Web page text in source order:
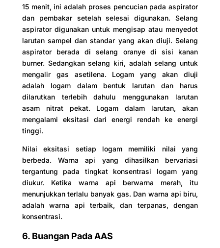
15 menit, ini adalah proses pencucian pada aspirator
dan pembakar setelah selesai digunakan. Selang
aspirator digunakan untuk mengisap atau menyedot
larutan sampel dan standar yang akan diuji. Selang
aspirator berada di selang oranye di sisi kanan
burner. Sedangkan selang kiri, adalah selang untuk
mengalir gas asetilena. Logam yang akan diuji
adalah logam dalam bentuk larutan dan harus
dilarutkan terlebih dahulu menggunakan larutan
asam nitrat pekat. Logam dalam larutan, akan
mengalami eksitasi dari energi rendah ke energi
tinggi.
Nilai eksitasi setiap logam memiliki nilai yang
berbeda. Warna api yang dihasilkan bervariasi
tergantung pada tingkat konsentrasi logam yang
diukur. Ketika warna api berwarna merah, itu
menunjukkan terlalu banyak gas. Dan warna api biru,
adalah warna api terbaik, dan terpanas, dengan
konsentrasi.
6. Buangan Pada AAS